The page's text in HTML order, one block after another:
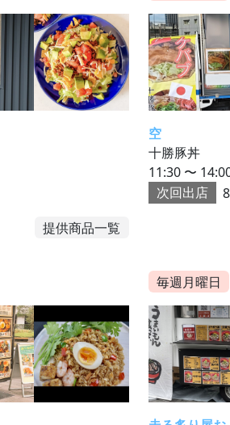
提供商品一覧
空
十勝豚丼
11:30 〜
次回出店
毎週月曜日